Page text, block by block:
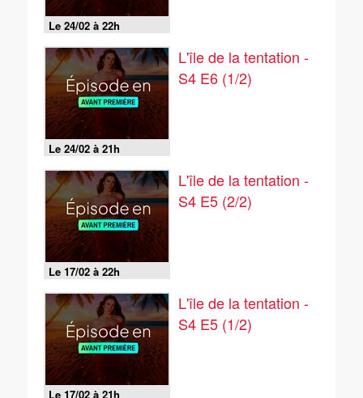
Le 24/02 à 22h
Le 24/02 à 21h
L'île de la tentation -
S4 E6 (1/2)
Le 17/02 à 22h
L'île de la tentation -
S4 E5 (2/2)
Le 17/02 à 21h
L'île de la tentation -
S4 E5 (1/2)